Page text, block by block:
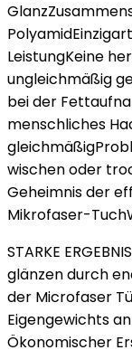
LeistungKeine
ungleichmäßig
bei der
menschliches
wischen oder
Geheimnis der
Mikrofaser-
STARKE
glänzen durch
der Microfaser
Eigengewichts
Ökonomischer